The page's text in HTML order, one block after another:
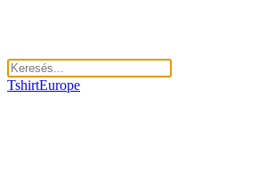
TshirtEurope